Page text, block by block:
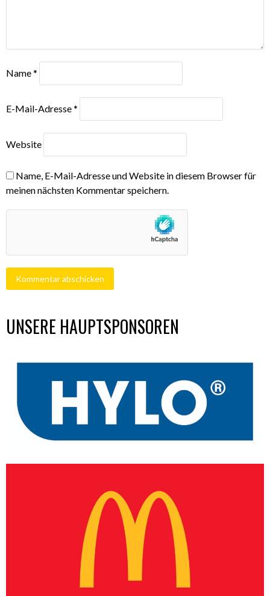
Name*
E-Mail-Adresse*
Website
Name, E-Mail-Adresse und Website in diesem Browser für
meinen nächsten Kommentar speichern.
UNSERE HAUPTSPONSOREN